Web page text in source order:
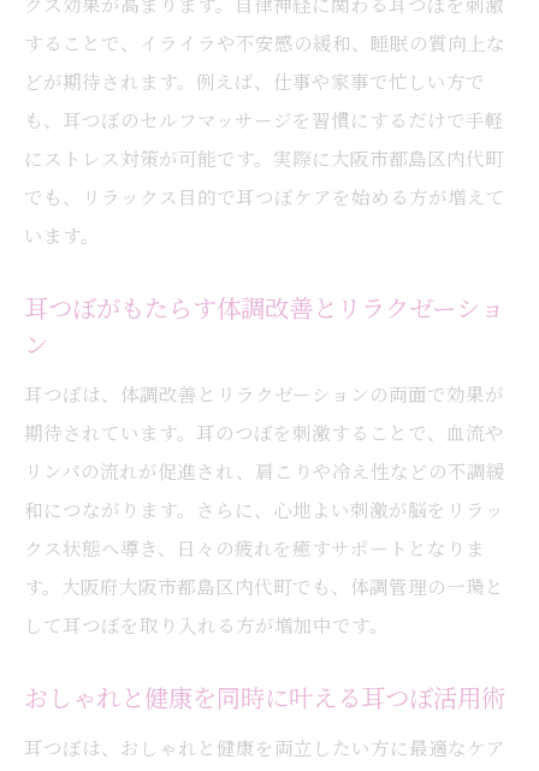
セルフケアで感じる耳つぼのメリット紹介
耳つぼがもたらす心身のリフレッシュ体験
セルフでできる簡単耳つぼケアのコツ
耳つぼを活用したライフスタイル改善術
美容意識が高まる今注目の耳つぼメリット
ダイエットにも役立つ耳つぼの注目ポイン
耳つぼが美容意識を高める理由と効果
美容と健康を支える耳つぼの実践的メリッ
ト
耳つぼで自律神経を整える美容効果
耳つぼのメリットを最大限に活かす工夫
耳つぼの持続期間や効果の現れ方を徹底解説
耳つぼの効果が現れるまでの期間を解説
することで、イライラや不安感の緩和、睡眠の質向上な
どが期待されます。例えば、仕事や家事で忙しい方で
も、耳つぼのセルフマッサージを習慣にするだけで手軽
にストレス対策が可能です。実際に大阪市都島区内代町
でも、リラックス目的で耳つぼケアを始める方が増えて
います。
耳つぼがもたらす体調改善とリラクゼーショ
ン
耳つぼは、体調改善とリラクゼーションの両面で効果が
期待されています。耳のつぼを刺激することで、血流や
リンパの流れが促進され、肩こりや冷え性などの不調緩
和につながります。さらに、心地よい刺激が脳をリラッ
クス状態へ導き、日々の疲れを癒すサポートとなりま
す。大阪府大阪市都島区内代町でも、体調管理の一環と
して耳つぼを取り入れる方が増加中です。
おしゃれと健康を同時に叶える耳つぼ活用術
耳つぼは、おしゃれと健康を両立したい方に最適なケア